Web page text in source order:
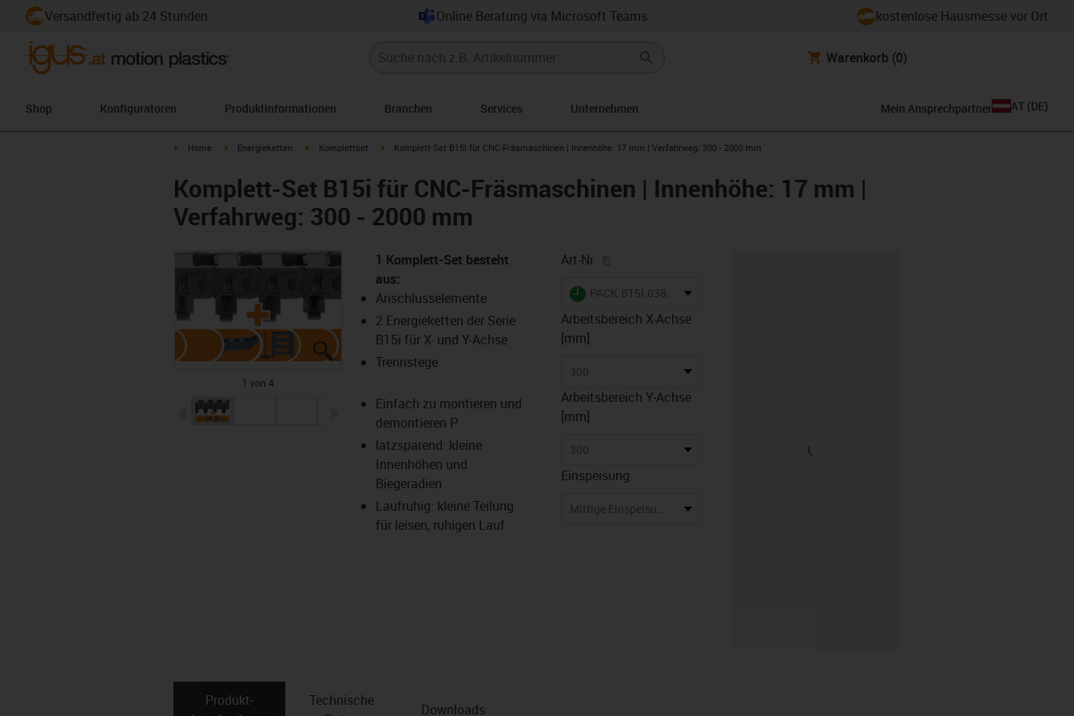
Versandfertig ab 24 Stunden Online Beratung via Microsoft Teams kostenlose Hausmesse vor Ort
Warenkorb (0)
Shop Konfiguratoren Produktinformationen Branchen Services Unternehmen Mein Ansprechpartner AT (DE)
igus-icon-arrow-right
Home igus-icon-arrow-right
Energieketten igus-icon-arrow-right
Komplettset igus-icon-arrow-right
Komplett-Set B15i für CNC-Fräsmaschinen | Innenhöhe: 17 mm | Verfahrweg: 300 - 2000 mm
Komplett-Set B15i für CNC-Fräsmaschinen | Innenhöhe: 17 mm |
Verfahrweg: 300 - 2000 mm
igus-icon-lupe
igus-icon-lupe
igus-icon-lupe
igus-icon-lupe
1 von 4
igus-icon-arrow-left igus-icon-arrow-right
1 Komplett-Set besteht
aus:
Anschlusselemente
2 Energieketten der Serie
B15i für X- und Y-Achse
Trennstege
Einfach zu montieren und
demontieren P
latzsparend: kleine
Innenhöhen und
Biegeradien
Laufruhig: kleine Teilung
für leisen, ruhigen Lauf
Art-Nr.
igus-icon-lieferzeit
PACK.B15I.038.048.300.300.01
Arbeitsbereich X-Achse
[mm]
300
Arbeitsbereich Y-Achse
[mm]
300
Einspeisung
Mittige Einspeisung
Produkt­
Technische
Downloads